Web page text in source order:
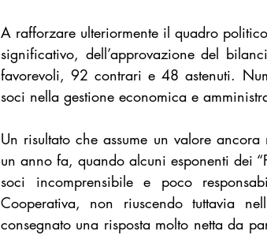
A rafforzare ulteriormente il quadro
significativo, dell’approvazione del
favorevoli, 92 contrari e 48 astenuti.
soci nella gestione economica e
Un risultato che assume un valore
un anno fa, quando alcuni esponenti dei
soci incomprensibile e poco
Cooperativa, non riuscendo tuttavia
consegnato una risposta molto netta da